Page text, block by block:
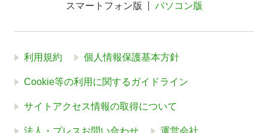
スマートフォン版 パソコン版
利用規約 個人情報保護基本方針
Cookie等の利用に関するガイドライン
サイトアクセス情報の取得について
法人・プレスお問い合わせ 運営会社